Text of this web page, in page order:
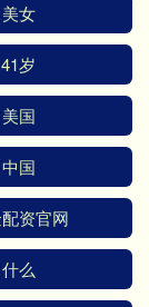
美女
41岁
美国
中国
资官网
什么